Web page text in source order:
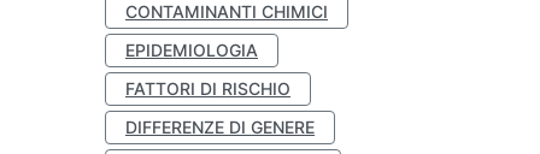
CONTAMINANTI CHIMICI
EPIDEMIOLOGIA
FATTORI DI RISCHIO
DIFFERENZE DI GENERE